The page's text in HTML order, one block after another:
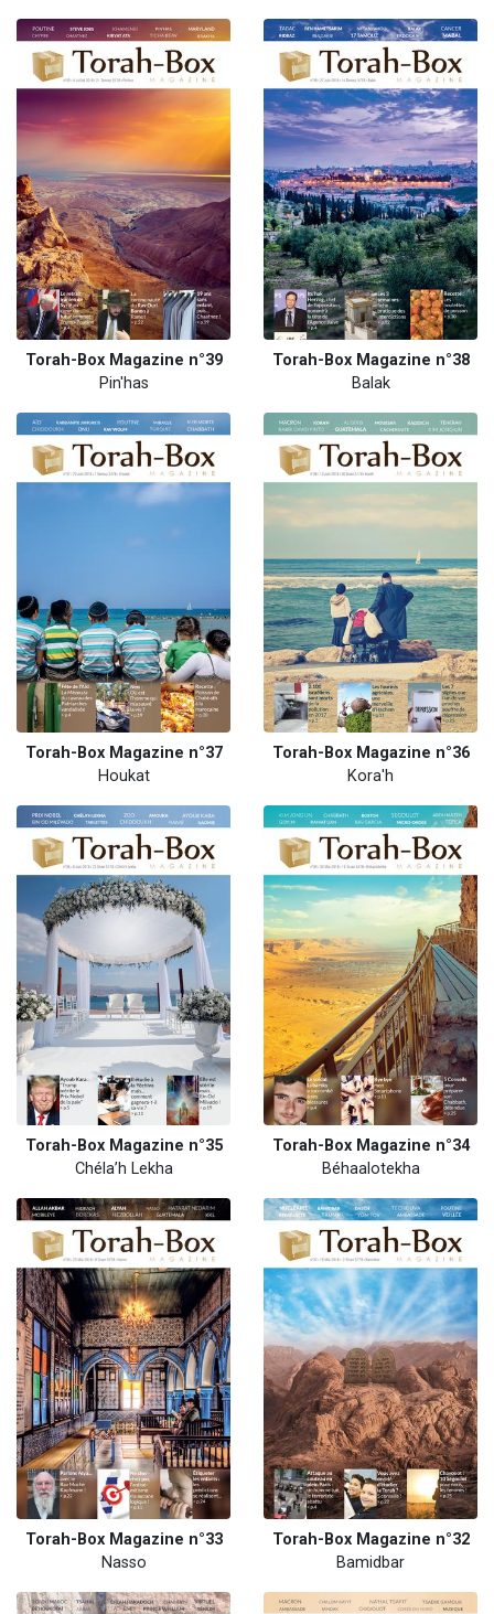
Torah-Box Magazine n°39
Pin'has
Torah-Box Magazine n°38
Balak
Torah-Box Magazine n°37
Houkat
Torah-Box Magazine n°36
Kora'h
Torah-Box Magazine n°35
Chéla’h Lekha
Torah-Box Magazine n°34
Béhaalotekha
Torah-Box Magazine n°33
Nasso
Torah-Box Magazine n°32
Bamidbar